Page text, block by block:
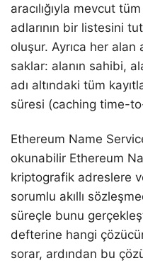
aracılığıyla mevcut
adlarının bir listesini
oluşur. Ayrıca her
saklar: alanın sahibi,
adı altındaki tüm
süresi (caching time-
Ethereum Name
okunabilir Ethereum
kriptografik adreslere
sorumlu akıllı
süreçle bunu
defterine hangi
sorar, ardından bu